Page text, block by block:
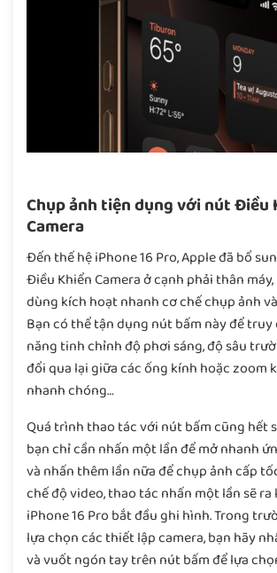
Chụp ảnh tiện dụng với nút Điều
Camera
Đến thế hệ iPhone 16 Pro, Apple đã bổ
Điều Khiển Camera ở cạnh phải thân
dùng kích hoạt nhanh cơ chế chụp ảnh
Bạn có thể tận dụng nút bấm này để truy
năng tinh chỉnh độ phơi sáng, độ sâu
đổi qua lại giữa các ống kính hoặc zoom
nhanh chóng…
Quá trình thao tác với nút bấm cũng hết
bạn chỉ cần nhấn một lần để mở nhanh
và nhấn thêm lần nữa để chụp ảnh cấp
chế độ video, thao tác nhấn một lần sẽ ra
iPhone 16 Pro bắt đầu ghi hình. Trong
lựa chọn các thiết lập camera, bạn hãy
và vuốt ngón tay trên nút bấm để lựa